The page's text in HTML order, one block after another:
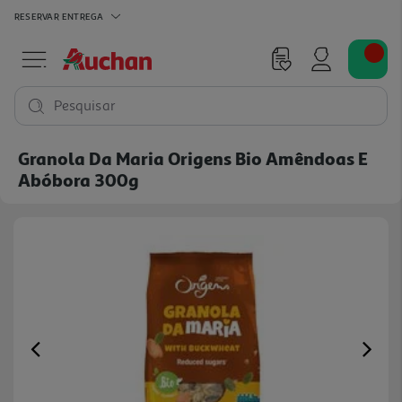
RESERVAR ENTREGA
Pesquisar
Granola Da Maria Origens Bio Amêndoas E
Abóbora 300g
Previous